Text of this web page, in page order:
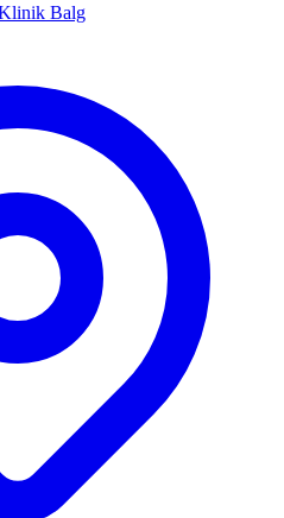
Balg